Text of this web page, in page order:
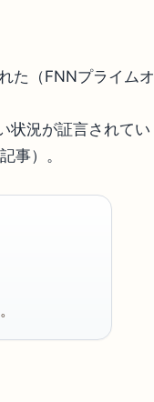
た（FNNプライムオ
状況が証言されてい
事）。